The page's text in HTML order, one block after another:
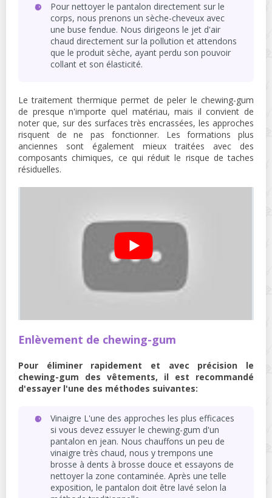
Pour nettoyer le pantalon directement sur le
corps, nous prenons un sèche-cheveux avec
une buse fendue. Nous dirigeons le jet d'air
chaud directement sur la pollution et attendons
que le produit sèche, ayant perdu son pouvoir
collant et son élasticité.
Le traitement thermique permet de peler le chewing-gum
de presque n'importe quel matériau, mais il convient de
noter que, sur des surfaces très encrassées, les approches
risquent de ne pas fonctionner. Les formations plus
anciennes sont également mieux traitées avec des
composants chimiques, ce qui réduit le risque de taches
résiduelles.
Enlèvement de chewing-gum
Pour éliminer rapidement et avec précision le
chewing-gum des vêtements, il est recommandé
d'essayer l'une des méthodes suivantes:
Vinaigre L'une des approches les plus efficaces
si vous devez essuyer le chewing-gum d'un
pantalon en jean. Nous chauffons un peu de
vinaigre très chaud, nous y trempons une
brosse à dents à brosse douce et essayons de
nettoyer la zone contaminée. Après une telle
exposition, le pantalon doit être lavé selon la